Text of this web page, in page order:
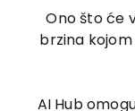
Ono što će
brzina
AI Hub